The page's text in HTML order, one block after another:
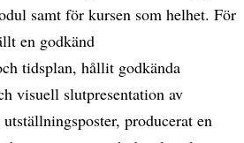
samt för kursen som helhet. För
en godkänd
tidsplan, hållit godkända
visuell slutpresentation av
producerat en